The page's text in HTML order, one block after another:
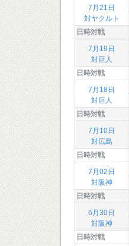
7月21日
対ヤクルト
日時対戦
7月19日
対巨人
日時対戦
7月18日
対巨人
日時対戦
7月10日
対広島
日時対戦
7月02日
対阪神
日時対戦
6月30日
対阪神
日時対戦